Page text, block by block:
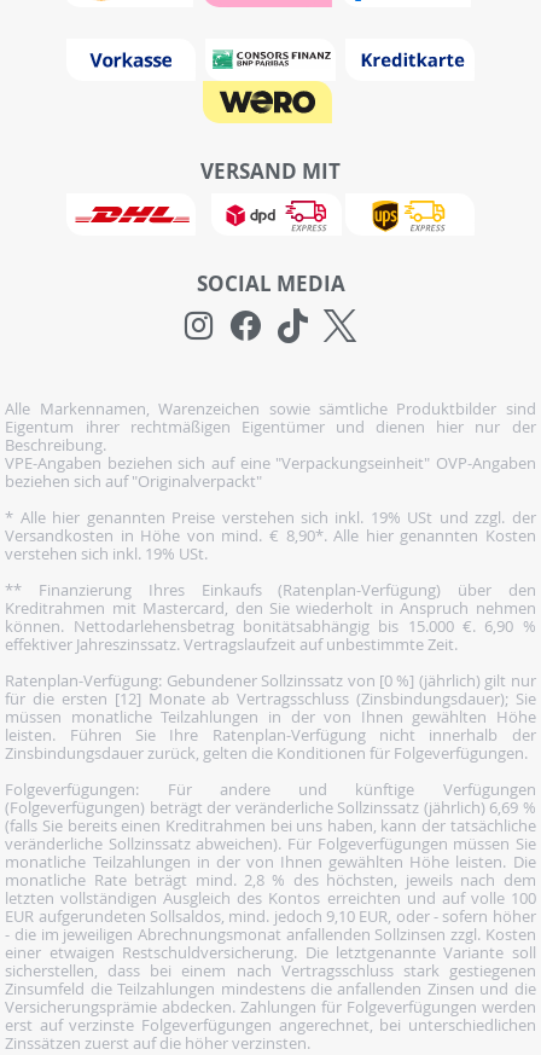
VERSAND MIT
SOCIAL MEDIA
Alle Markennamen, Warenzeichen sowie sämtliche Produktbilder sind
Eigentum ihrer rechtmäßigen Eigentümer und dienen hier nur der
Beschreibung.
VPE-Angaben beziehen sich auf eine "Verpackungseinheit" OVP-Angaben
beziehen sich auf "Originalverpackt"
* Alle hier genannten Preise verstehen sich inkl. 19% USt und zzgl. der
Versandkosten in Höhe von mind. € 8,90*. Alle hier genannten Kosten
verstehen sich inkl. 19% USt.
** Finanzierung Ihres Einkaufs (Ratenplan-Verfügung) über den
Kreditrahmen mit Mastercard, den Sie wiederholt in Anspruch nehmen
können. Nettodarlehensbetrag bonitätsabhängig bis 15.000 €. 6,90 %
effektiver Jahreszinssatz. Vertragslaufzeit auf unbestimmte Zeit.
Ratenplan-Verfügung: Gebundener Sollzinssatz von [0 %] (jährlich) gilt nur
für die ersten [12] Monate ab Vertragsschluss (Zinsbindungsdauer); Sie
müssen monatliche Teilzahlungen in der von Ihnen gewählten Höhe
leisten. Führen Sie Ihre Ratenplan-Verfügung nicht innerhalb der
Zinsbindungsdauer zurück, gelten die Konditionen für Folgeverfügungen.
Folgeverfügungen: Für andere und künftige Verfügungen
(Folgeverfügungen) beträgt der veränderliche Sollzinssatz (jährlich) 6,69 %
(falls Sie bereits einen Kreditrahmen bei uns haben, kann der tatsächliche
veränderliche Sollzinssatz abweichen). Für Folgeverfügungen müssen Sie
monatliche Teilzahlungen in der von Ihnen gewählten Höhe leisten. Die
monatliche Rate beträgt mind. 2,8 % des höchsten, jeweils nach dem
letzten vollständigen Ausgleich des Kontos erreichten und auf volle 100
EUR aufgerundeten Sollsaldos, mind. jedoch 9,10 EUR, oder - sofern höher
- die im jeweiligen Abrechnungsmonat anfallenden Sollzinsen zzgl. Kosten
einer etwaigen Restschuldversicherung. Die letztgenannte Variante soll
sicherstellen, dass bei einem nach Vertragsschluss stark gestiegenen
Zinsumfeld die Teilzahlungen mindestens die anfallenden Zinsen und die
Versicherungsprämie abdecken. Zahlungen für Folgeverfügungen werden
erst auf verzinste Folgeverfügungen angerechnet, bei unterschiedlichen
Zinssätzen zuerst auf die höher verzinsten.